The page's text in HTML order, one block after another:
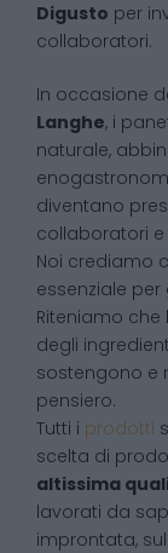
Digusto per
collaboratori.
In occasione
Langhe, i
naturale,
diventano
collaboratori
Noi crediamo
essenziale
Riteniamo
degli
sostengono e
pensiero.
Tutti i prodotti
scelta di
altissima
lavorati da
improntata,